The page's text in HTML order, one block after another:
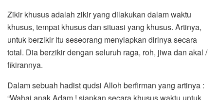
Zikir khusus adalah zikir yang dilakukan dalam waktu
khusus, tempat khusus dan situasi yang khusus. Artinya,
untuk berzikir itu seseorang menyiapkan dirinya secara
total. Dia berzikir dengan seluruh raga, roh, jiwa dan akal /
fikirannya.
Dalam sebuah hadist qudsi Alloh berfirman yang artinya :
“Wahai anak Adam ! siapkan secara khusus waktu untuk